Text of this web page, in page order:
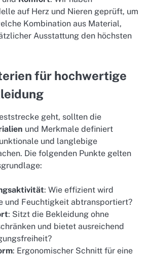
auf Herz und Nieren geprüft, um
Kombination aus Material,
Ausstattung den höchsten
für hochwertige
geht, sollten die
und Merkmale definiert
und langlebige
Die folgenden Punkte gelten
: Wie effizient wird
und Feuchtigkeit abtransportiert?
: Sitzt die Bekleidung ohne
und bietet ausreichend
: Ergonomischer Schnitt für eine